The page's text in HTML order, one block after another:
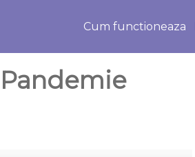
Cum functioneaza
Pandemie